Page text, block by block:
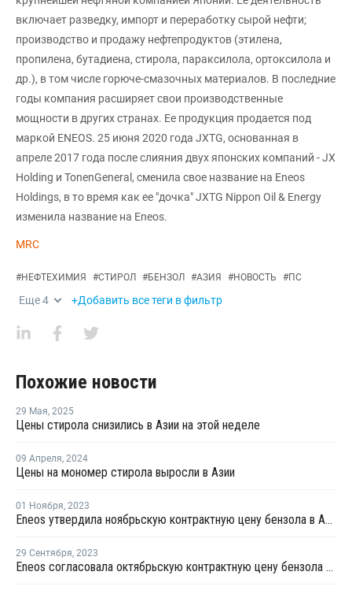
включает разведку, импорт и переработку сырой нефти;
производство и продажу нефтепродуктов (этилена,
пропилена, бутадиена, стирола, параксилола, ортоксилола и
др.), в том числе горюче-смазочных материалов. В последние
годы компания расширяет свои производственные
мощности в других странах. Ее продукция продается под
маркой ENEOS. 25 июня 2020 года JXTG, основанная в
апреле 2017 года после слияния двух японских компаний - JX
Holding и TonenGeneral, сменила свое название на Eneos
Holdings, в то время как ее "дочка" JXTG Nippon Oil & Energy
изменила название на Eneos.
MRC
#НЕФТЕХИМИЯ #СТИРОЛ #БЕНЗОЛ #АЗИЯ #НОВОСТЬ #ПС
Еще4 +Добавить все теги в фильтр
Похожие новости
29 Мая, 2025
Цены стирола снизились в Азии на этой неделе
09 Апреля, 2024
Цены на мономер стирола выросли в Азии
01 Ноября, 2023
Eneos утвердила ноябрьскую контрактную цену бензола в Азии
29 Сентября, 2023
Eneos согласовала октябрьскую контрактную цену бензола в Азии